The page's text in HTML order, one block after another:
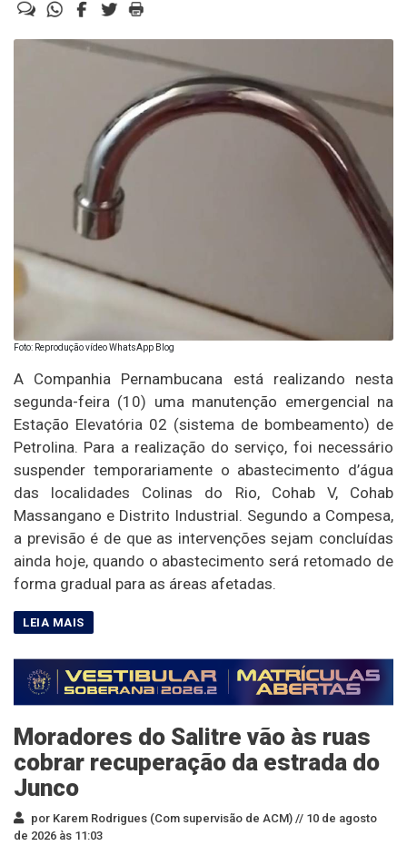
Foto: Reprodução vídeo WhatsApp Blog
A Companhia Pernambucana está realizando nesta
segunda-feira (10) uma manutenção emergencial na
Estação Elevatória 02 (sistema de bombeamento) de
Petrolina. Para a realização do serviço, foi necessário
suspender temporariamente o abastecimento d’água
das localidades Colinas do Rio, Cohab V, Cohab
Massangano e Distrito Industrial. Segundo a Compesa,
a previsão é de que as intervenções sejam concluídas
ainda hoje, quando o abastecimento será retomado de
forma gradual para as áreas afetadas.
Moradores do Salitre vão às ruas
cobrar recuperação da estrada do
Junco
por Karem Rodrigues (Com supervisão de ACM) // 10 de agosto
de 2026 às 11:03